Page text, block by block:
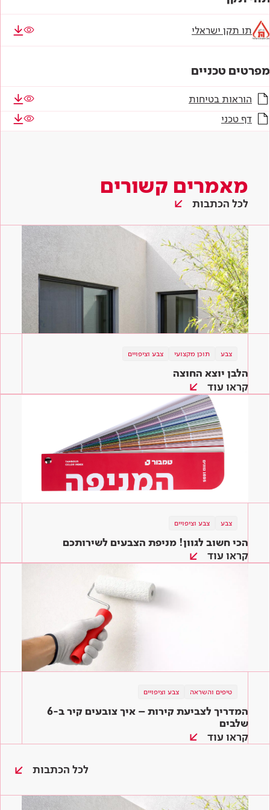
תו תקן ישראלי
מפרטים טכניים
הוראות בטיחות
דף טכני
מאמרים קשורים
לכל הכתבות
צבע תוכן מקצועי צבע וציפויים
הלבן יוצא החוצה
קראו עוד
צבע צבע וציפויים
הכי חשוב לגוון! מניפת הצבעים לשירותכם
קראו עוד
טיפים והשראה צבע וציפויים
המדריך לצביעת קירות – איך צובעים קיר ב-6
שלבים
קראו עוד
לכל הכתבות